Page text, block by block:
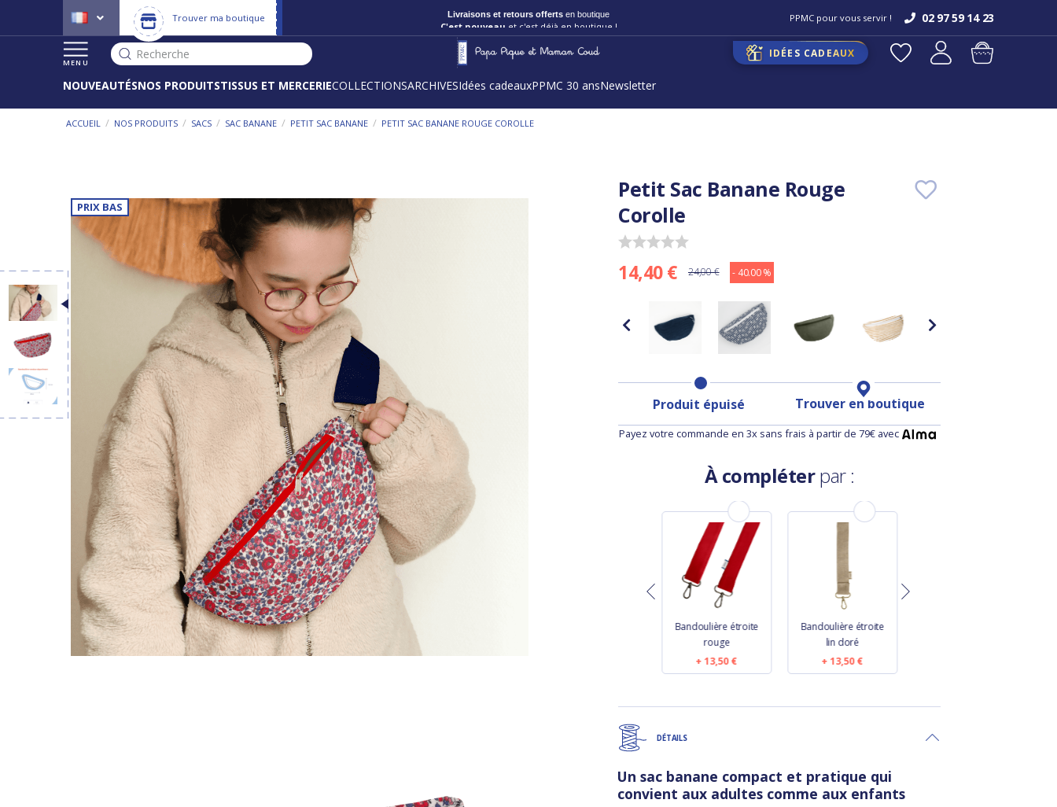
Trouver ma boutique Livraisons et retours offerts en boutique
C'est nouveau et c'est déjà en boutique !
PPMC pour vous servir ! 02 97 59 14 23
MENU
Recherche IDÉES CADEAUX
NOUVEAUTÉSNOS PRODUITSTISSUS ET MERCERIECOLLECTIONSARCHIVESIdées cadeauxPPMC 30 ansNewsletter
ACCUEIL / NOS PRODUITS / SACS / SAC BANANE / PETIT SAC BANANE / PETIT SAC BANANE ROUGE COROLLE
PRIX BAS
Petit Sac Banane Rouge
Corolle
14,40 € 24,00 € - 40.00 %
Produit épuisé Trouver en boutique
Payez votre commande en 3x sans frais à partir de 79€ avec
À compléterpar :
Bandoulière étroite
Bandoulière étroite
rouge
13,50 €
Bandoulière étroite
lin doré
13,50 €
DÉTAILS
Un sac banane compact et pratique qui
convient aux adultes comme aux enfants